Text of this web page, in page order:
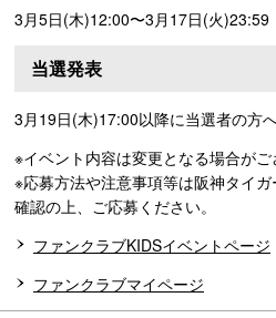
3月5日(木)12:00〜3月17日(火)23:59
当選発表
3月19日(木)17:00以降に当選者の方
※イベント内容は変更となる場合がご
※応募方法や注意事項等は阪神タイ
確認の上、ご応募ください。
ファンクラブKIDSイベントページ
ファンクラブマイページ